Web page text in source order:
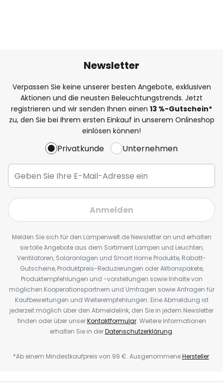
Newsletter
Verpassen Sie keine unserer besten Angebote, exklusiven
Aktionen und die neusten Beleuchtungstrends. Jetzt
registrieren und wir senden Ihnen einen 13 %-Gutschein*
zu, den Sie bei Ihrem ersten Einkauf in unserem Onlineshop
einlösen können!
Privatkunde Unternehmen
Anmelden
Melden Sie sich für den Lampenwelt.de Newsletter an und erhalten
sie tolle Angebote aus dem Sortiment Lampen und Leuchten,
Ventilatoren, Solaranlagen und Smart Home Produkte, Rabatt-
Gutscheine, Produktpreis-Reduzierungen oder Aktionspakete,
Produktempfehlungen und -vorstellungen sowie Inhalte von
möglichen Kooperationspartnern und Umfragen sowie Anfragen für
Kaufbewertungen und Weiterempfehlungen. Eine Abmeldung ist
jederzeit möglich über den Abmeldelink, den Sie in jedem Newsletter
finden oder über unserKontaktformular. Weitere Informationen
erhalten Sie in derDatenschutzerklärung.
*Ab einem Mindestkaufpreis von 99 €. AusgenommeneHersteller.